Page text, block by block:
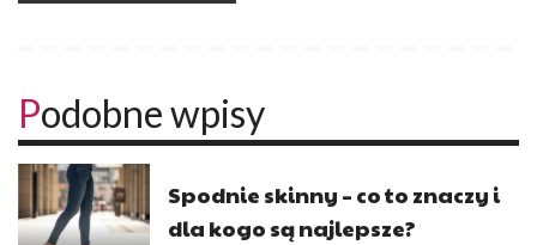
Podobne wpisy
Spodnie skinny – co to znaczy i
dla kogo są najlepsze?